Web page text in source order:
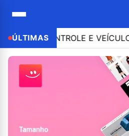
ÚLTIMAS
CONTROLE E VEÍCULO